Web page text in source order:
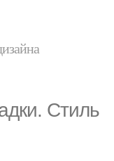
Стиль